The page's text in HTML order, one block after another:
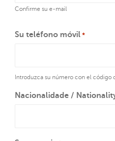
Confirme su e-mail
Su teléfono móvil *
Introduzca su número con el código
Nacionalidade /